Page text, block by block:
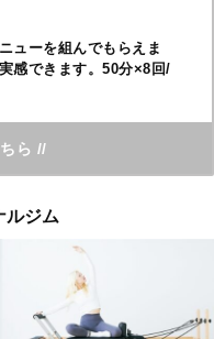
ューを組んでもらえま
感できます。50分×8回/
ら //
ルジム